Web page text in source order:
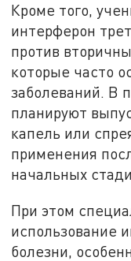
Кроме того,
интерферон
против
которые часто
заболеваний. В
планируют
капель или
применения
начальных
При этом
использование
болезни,